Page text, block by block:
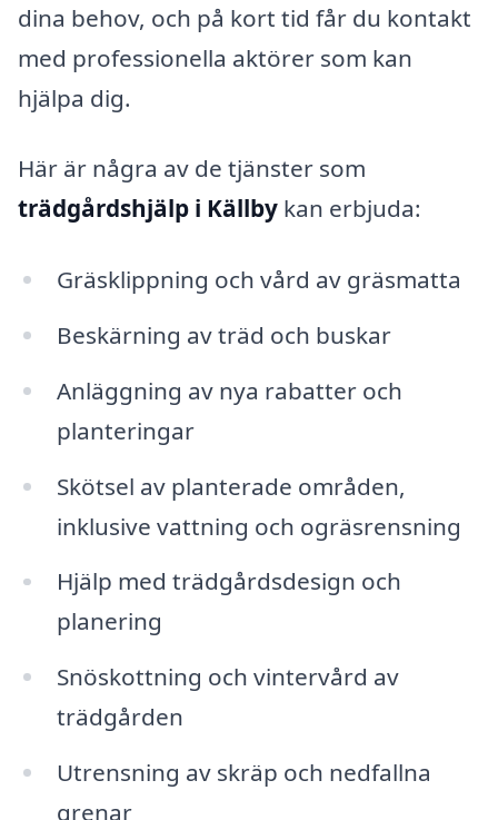
dina behov, och på kort tid får du kontakt
med professionella aktörer som kan
hjälpa dig.
Här är några av de tjänster som
trädgårdshjälp i Källby kan erbjuda:
Gräsklippning och vård av gräsmatta
Beskärning av träd och buskar
Anläggning av nya rabatter och
planteringar
Skötsel av planterade områden,
inklusive vattning och ogräsrensning
Hjälp med trädgårdsdesign och
planering
Snöskottning och vintervård av
trädgården
Utrensning av skräp och nedfallna
grenar